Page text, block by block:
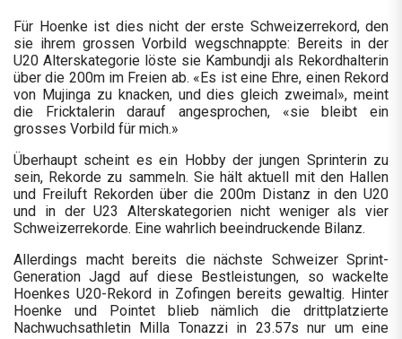
Für Hoenke ist dies nicht der erste Schweizerrekord, den
sie ihrem grossen Vorbild wegschnappte: Bereits in der
U20 Alterskategorie löste sie Kambundji als Rekordhalterin
über die 200m im Freien ab. «Es ist eine Ehre, einen Rekord
von Mujinga zu knacken, und dies gleich zweimal», meint
die Fricktalerin darauf angesprochen, «sie bleibt ein
grosses Vorbild für mich.»
Überhaupt scheint es ein Hobby der jungen Sprinterin zu
sein, Rekorde zu sammeln. Sie hält aktuell mit den Hallen
und Freiluft Rekorden über die 200m Distanz in den U20
und in der U23 Alterskategorien nicht weniger als vier
Schweizerrekorde. Eine wahrlich beeindruckende Bilanz.
Allerdings macht bereits die nächste Schweizer Sprint-
Generation Jagd auf diese Bestleistungen, so wackelte
Hoenkes U20-Rekord in Zofingen bereits gewaltig. Hinter
Hoenke und Pointet blieb nämlich die drittplatzierte
Nachwuchsathletin Milla Tonazzi in 23.57s nur um eine